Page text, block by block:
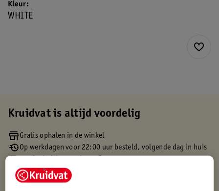
Kleur
WHITE
Kruidvat is altijd voordelig
Gratis ophalen in de winkel
Op werkdagen voor 22:00 uur besteld, volgende dag in huis
Gratis retourneren binnen 30 dagen
Gratis punten met je Kruidvat kaart